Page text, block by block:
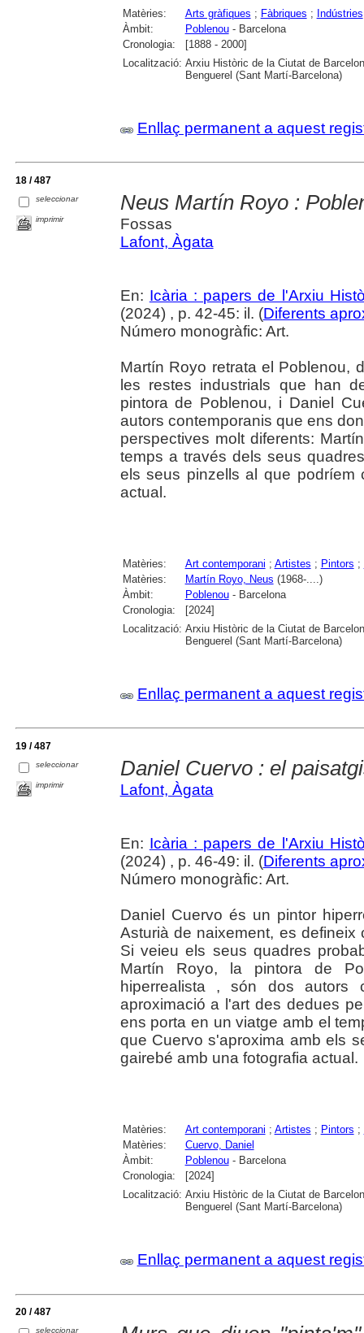
Matèries: Arts gràfiques ; Fàbriques ; Indústries
Àmbit:
Poblenou- Barcelona
Cronologia:
[1888 - 2000]
Localització: Arxiu Històric de la Ciutat de
Benguerel (Sant Martí-Barcelona)
Enllaç permanent a aquest
18 / 487
seleccionar
imprimir
Neus Martín Royo :
Fossas
Lafont, Àgata
En: Icària : papers de l'Arxiu
(2024) , p. 42-45: il. (Diferents
Número monogràfic: Art.
Martín Royo retrata el Poblenou,
les restes industrials que han
pintora de Poblenou, i Daniel
autors contemporanis que ens
perspectives molt diferents:
temps a través dels seus
els seus pinzells al que podríem
actual.
Matèries: Art contemporani ; Artistes ; Pintors ;
Matèries:
Martín Royo, Neus (1968-....)
Àmbit:
Poblenou- Barcelona
Cronologia:
[2024]
Localització: Arxiu Històric de la Ciutat de
Benguerel (Sant Martí-Barcelona)
Enllaç permanent a aquest
19 / 487
seleccionar
imprimir
Daniel Cuervo : el
Lafont, Àgata
En: Icària : papers de l'Arxiu
(2024) , p. 46-49: il. (Diferents
Número monogràfic: Art.
Daniel Cuervo és un pintor
Asturià de naixement, es
Si veieu els seus quadres
Martín Royo, la pintora de
hiperrealista , són dos autors
aproximació a l'art des dedues
ens porta en un viatge amb el
que Cuervo s'aproxima amb els
gairebé amb una fotografia actual.
Matèries: Art contemporani ; Artistes ; Pintors ;
Matèries:
Cuervo, Daniel
Àmbit:
Poblenou- Barcelona
Cronologia:
[2024]
Localització: Arxiu Històric de la Ciutat de
Benguerel (Sant Martí-Barcelona)
Enllaç permanent a aquest
20 / 487
seleccionar